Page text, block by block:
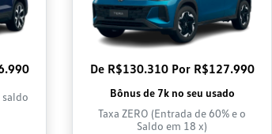
saldo
De R$130.310 Por R$127.990
Bônus de 7k no seu usado
Taxa ZERO (Entrada de 60% e o
Saldo em 18 x)